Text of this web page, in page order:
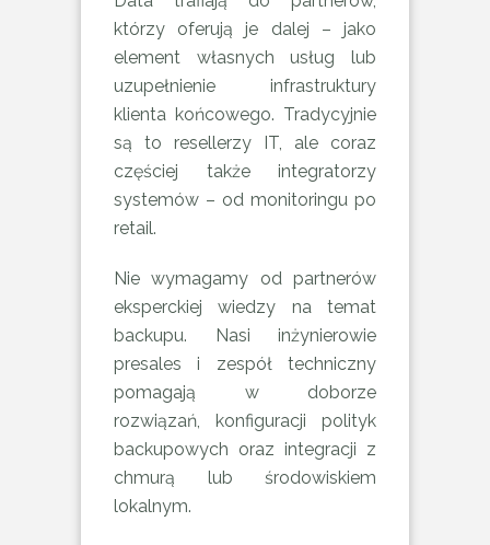
którzy oferują je dalej – jako
element własnych usług lub
uzupełnienie infrastruktury
klienta końcowego. Tradycyjnie
są to resellerzy IT, ale coraz
częściej także integratorzy
systemów – od monitoringu po
retail.
Nie wymagamy od partnerów
eksperckiej wiedzy na temat
backupu. Nasi inżynierowie
presales i zespół techniczny
pomagają w doborze
rozwiązań, konfiguracji polityk
backupowych oraz integracji z
chmurą lub środowiskiem
lokalnym.